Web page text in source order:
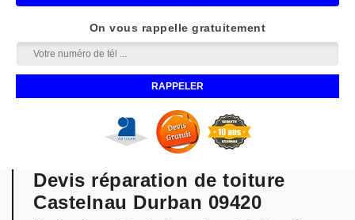
On vous rappelle gratuitement
Devis réparation de toiture
Castelnau Durban 09420